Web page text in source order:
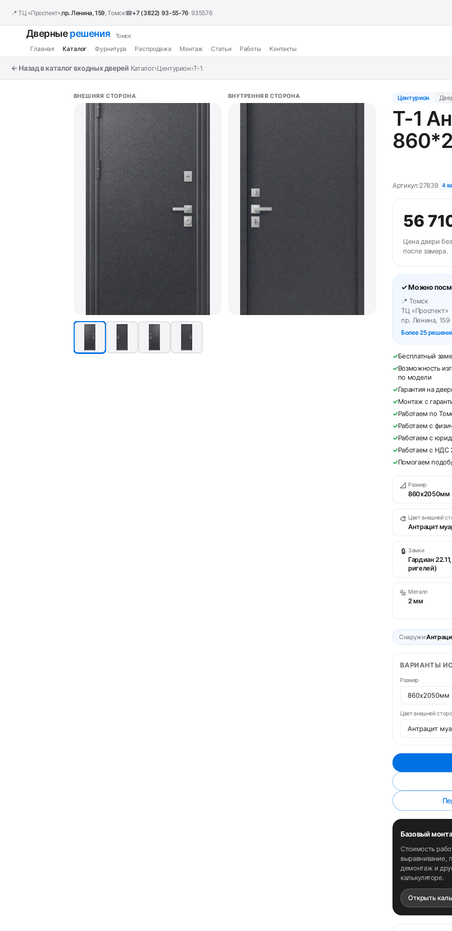
📍 ТЦ «Проспект»,пр. Ленина, 159 , Томск☎+7 (3822) 93-55-76· 935576
Дверныерешения Томск
Главная Каталог Фурнитура Распродажа Монтаж Статьи Работы Контакты
← Назад в каталог входных дверей Каталог›Центурион›T-1
ВНЕШНЯЯ СТОРОНА ВНУТРЕННЯЯ СТОРОНА Центурион
T-1
Артикул:27839 4
56
Цена двери
после замера.
✓ Можно
📍 Томск
ТЦ «Проспект»
пр. Ленина, 159
Более 25
✓Бесплатный
✓Возможность
по модели
✓Гарантия на
✓Монтаж с
✓Работаем по
✓Работаем с
✓Работаем с
✓Работаем с НДС
✓Помогаем
📐 Размер
860х2050мм
🎨 Цвет внешней
Антрацит
🔒 Замки
Гардиан
ригелей)
🔩 Металл
2 мм
Снаружи:
ВАРИАНТЫ
Размер
Цвет внешней
Базовый
Стоимость
выравнивание,
демонтаж и
калькуляторе.
Открыть